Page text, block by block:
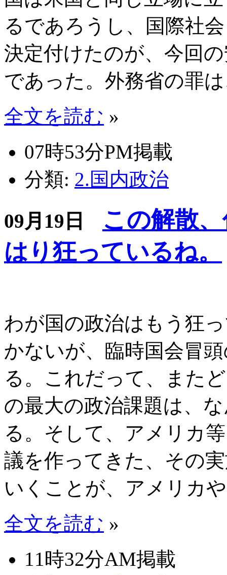
るであろうし、国際社
決定付けたのが、今回
であった。外務省の罪
全文を読む »
07時53分PM掲載
分類: 2.国内政治
09月19日
この解散
はり狂っているね。
わが国の政治はもう狂
かないが、臨時国会冒
る。これだって、また
の最大の政治課題は、
る。そして、アメリカ
議を作ってきた、その
いくことが、アメリカ
全文を読む »
11時32分AM掲載